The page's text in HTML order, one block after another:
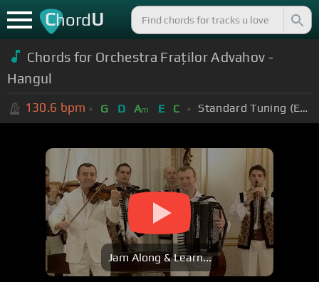
ChordU
Chords for Orchestra Fraților Advahov -
Hangul
130.6 bpm G D Am E C Standard Tuning (EADGBE)
Jam Along & Learn...